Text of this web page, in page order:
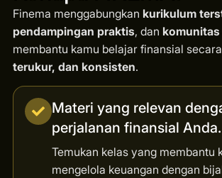
Finema menggabungkan kurikulum
pendampingan praktis, dan
membantu kamu belajar finansial secara
terukur, dan konsisten.
Materi yang relevan
perjalanan finansial Anda.
Temukan kelas yang membantu
mengelola keuangan dengan